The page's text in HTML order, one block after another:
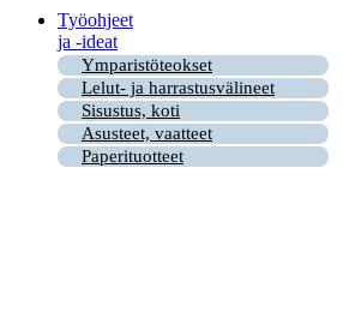
Työohjeet
ja -ideat
Ymparistöteokset
Lelut- ja harrastusvälineet
Sisustus, koti
Asusteet, vaatteet
Paperituotteet